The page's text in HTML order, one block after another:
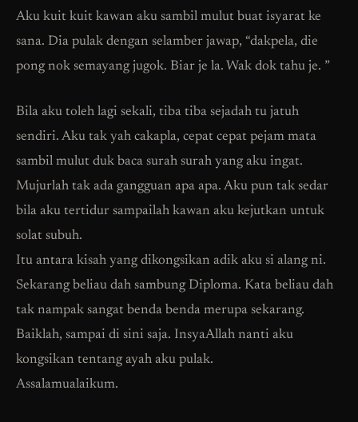
Aku kuit kuit kawan aku sambil mulut buat isyarat ke
sana. Dia pulak dengan selamber jawap, “dakpela, die
pong nok semayang jugok. Biar je la. Wak dok tahu je. ”
Bila aku toleh lagi sekali, tiba tiba sejadah tu jatuh
sendiri. Aku tak yah cakapla, cepat cepat pejam mata
sambil mulut duk baca surah surah yang aku ingat.
Mujurlah tak ada gangguan apa apa. Aku pun tak sedar
bila aku tertidur sampailah kawan aku kejutkan untuk
solat subuh.
Itu antara kisah yang dikongsikan adik aku si alang ni.
Sekarang beliau dah sambung Diploma. Kata beliau dah
tak nampak sangat benda benda merupa sekarang.
Baiklah, sampai di sini saja. InsyaAllah nanti aku
kongsikan tentang ayah aku pulak.
Assalamualaikum.